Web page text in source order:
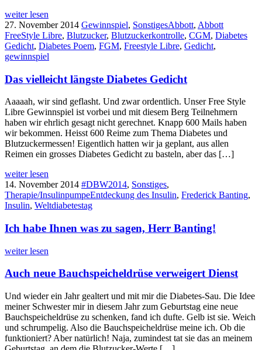
weiter lesen
27. November 2014 Gewinnspiel, SonstigesAbbott, Abbott
FreeStyle Libre, Blutzucker, Blutzuckerkontrolle, CGM, Diabetes
Gedicht, Diabetes Poem, FGM, Freestyle Libre, Gedicht,
gewinnspiel
Das vielleicht längste Diabetes Gedicht
Aaaaah, wir sind geflasht. Und zwar ordentlich. Unser Free Style
Libre Gewinnspiel ist vorbei und mit diesem Berg Teilnehmern
haben wir ehrlich gesagt nicht gerechnet. Knapp 600 Mails haben
wir bekommen. Heisst 600 Reime zum Thema Diabetes und
Blutzuckermessen! Eigentlich hatten wir ja geplant, aus allen
Reimen ein grosses Diabetes Gedicht zu basteln, aber das […]
weiter lesen
14. November 2014 #DBW2014, Sonstiges,
Therapie/InsulinpumpeEntdeckung des Insulin, Frederick Banting,
Insulin, Weltdiabetestag
Ich habe Ihnen was zu sagen, Herr Banting!
weiter lesen
Auch neue Bauchspeicheldrüse verweigert Dienst
Und wieder ein Jahr gealtert und mit mir die Diabetes-Sau. Die Idee
meiner Schwester mir in diesem Jahr zum Geburtstag eine neue
Bauchspeicheldrüse zu schenken, fand ich dufte. Gelb ist sie. Weich
und schrumpelig. Also die Bauchspeicheldrüse meine ich. Ob die
funktioniert? Aber natürlich! Naja, zumindest tat sie das an meinem